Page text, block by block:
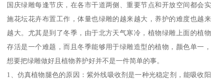
国庆绿雕每逢节庆，在各市干道两侧、重要节点和开放空间都会实
施花坛花卉布置工作，体量也绿雕的越来越大，养护的难度也越来
越大。尤其是到了冬季，由于北方天气寒冷，植物绿雕上面的植物
存活是一个难题，而且冬季能够用于绿雕造型的植物，颜色单一，
想要把绿雕做好且植物养护好并不是一件简单的事。
1、仿真植物腿色的原因：紫外线吸收剂是一种光稳定剂，能吸收阳